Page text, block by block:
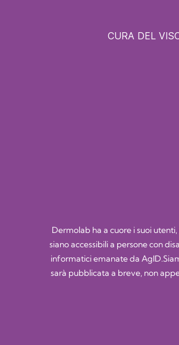
CURA DEL
Dermolab ha a cuore i suoi
siano accessibili a persone con
informatici emanate da
sarà pubblicata a breve, non